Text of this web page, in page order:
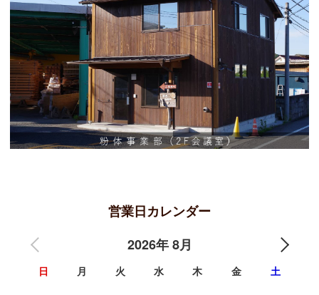
営業日カレンダー
2026年 8月
日 月 火 水 木 金 土